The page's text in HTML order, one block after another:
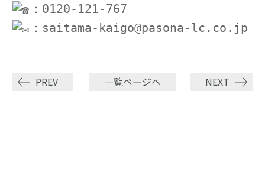
：0120-121-767
：saitama-kaigo@pasona-lc.co.jp
PREV 一覧ページへ NEXT